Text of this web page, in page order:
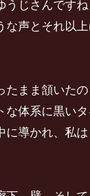
じさんですね
声とそれ以上
まま頷いたの
体系に黒いタ
導かれ、私は